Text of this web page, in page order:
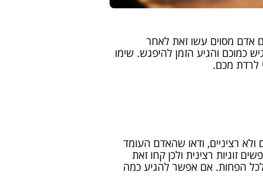
אדם מסוים עשו זאת לאחר
והגיע הזמן להיפגש. שימו
לרדת מכם.
רציניים, ודאו שהאדם העומד
זוגיות רצינית ולכן קחו זאת
הפחות. אם אפשר להגיע כמה